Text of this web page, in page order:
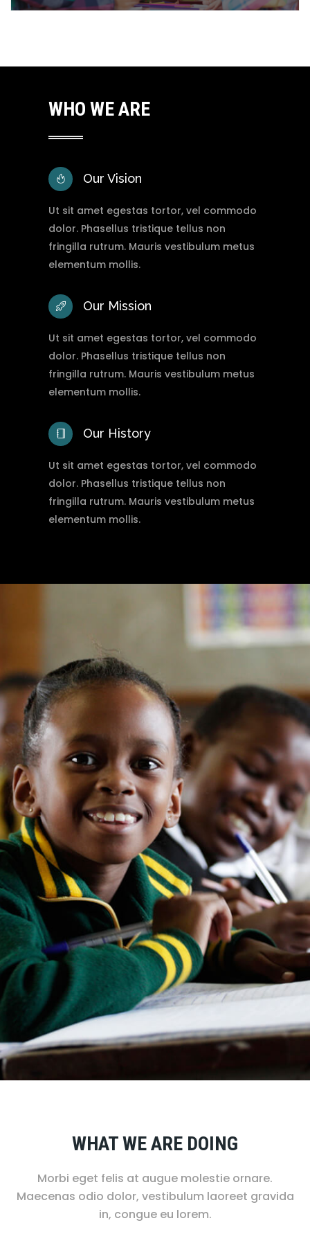
sagittis venenatis odio. Nunc pretium
volutpat.
WHO WE ARE
Our Vision
Ut sit amet egestas tortor, vel commodo
dolor. Phasellus tristique tellus non
fringilla rutrum. Mauris vestibulum metus
elementum mollis.
Our Mission
Ut sit amet egestas tortor, vel commodo
dolor. Phasellus tristique tellus non
fringilla rutrum. Mauris vestibulum metus
elementum mollis.
Our History
Ut sit amet egestas tortor, vel commodo
dolor. Phasellus tristique tellus non
fringilla rutrum. Mauris vestibulum metus
elementum mollis.
WHAT WE ARE DOING
Morbi eget felis at augue molestie ornare.
Maecenas odio dolor, vestibulum laoreet gravida
in, congue eu lorem.